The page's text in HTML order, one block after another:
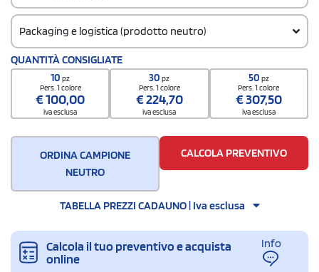
Packaging e logistica (prodotto neutro)
Codice doganale
9617 0000
Quantità per scatola
QUANTITÀ CONSIGLIATE
10pz
Pers. 1 colore
€100,00
iva esclusa
30pz
Pers. 1 colore
€224,70
iva esclusa
50 pz
Pers. 1 colore
€307,50
iva esclusa
ORDINA CAMPIONE
NEUTRO
CALCOLA PREVENTIVO
TABELLA PREZZI CADAUNO | Iva esclusa
Calcola il tuo preventivo e acquista
online
Info